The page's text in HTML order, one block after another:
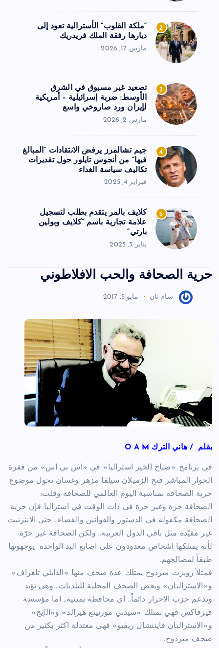
2
“ملكة القلوب” الأسترالية تعود إلى
ديارها رفقة الملك فريدريك
مارس 17, 2026
3
تصعيد غير مسبوق في الشرق
الأوسط: ضربة إسرائيلية – أمريكية
لإيران ورد صاروخي واسع
مارس 2, 2026
4
جيم تشالمرز يرفض الانتقادات “المبالغ
فيها” من أنجوس تايلور حول تقديرات
تكاليف سياسة الغداء
فبراير 4, 2025
5
كلايف بالمر يتقدم بطلب لتسجيل
علامة تجارية باسم “كلايف وبولين
بارتي”
يناير 5, 2025
حرية الصحافة والحب الافلاطوني
سام نان مايو 5, 2017
بقلم / هاني الترك O A M
في برنامج «صباح الخير استراليا» في «اس بي اس» من فقرة
الحوار المباشر فتح الزميلان سيلفا مزهر وغسان نخول موضوع
حرية الصحافة بمناسبة اليوم العالمي للصحافة وقلت:
الصحافة حرة وغير حرة في ذات الوقت في استراليا فإن حرية
الصحافة مكفولة في الدستور والقوانين والقضاء.. حتى الانترنيت
غير مقيّدة مثل باقي الدول العربية.. ولكن الصحافة غير حرّة
لأنه يمتلكها اشخاص معدودون على اصابع اليد الواحدة يوجهونها
طبقاً لمصالحهم.
فمثلاً روبرت ميردوخ يمتلك عدة صحف منها «الدايلي تلغراف»
و«الاستراليان» وبعض الصحف المحلية للبلديات.. وهي تؤيد
وتدعم حزب الاحرار دائماً.. اي محافظة يمينية.. اما مؤسسة
فيرفاكس فهي تمتلك «سيدني مورنينغ هيرالد» و«الإيج»
و«الاستراليان فايننشال ريفيو» فهي معتدلة اكثر بكثير من
صحف ميردوخ.